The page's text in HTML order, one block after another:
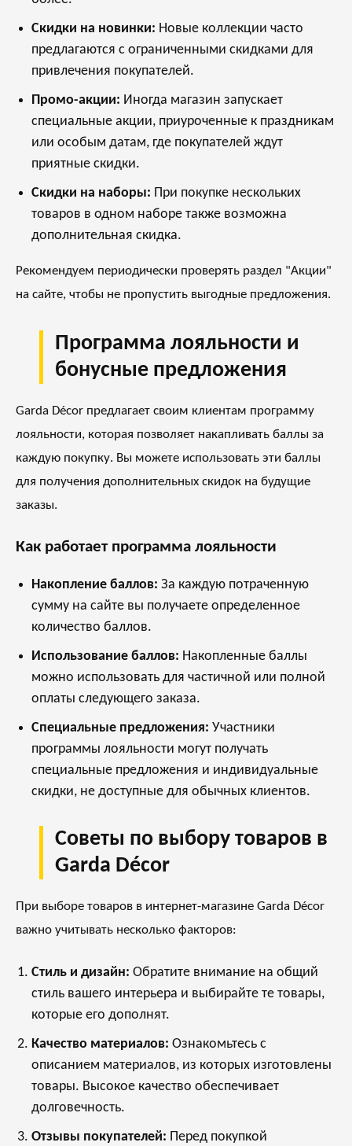
Скидки на новинки: Новые коллекции часто
предлагаются с ограниченными скидками для
привлечения покупателей.
Промо-акции: Иногда магазин запускает
специальные акции, приуроченные к праздникам
или особым датам, где покупателей ждут
приятные скидки.
Скидки на наборы: При покупке нескольких
товаров в одном наборе также возможна
дополнительная скидка.
Рекомендуем периодически проверять раздел "Акции"
на сайте, чтобы не пропустить выгодные предложения.
Программа лояльности и
бонусные предложения
Garda Décor предлагает своим клиентам программу
лояльности, которая позволяет накапливать баллы за
каждую покупку. Вы можете использовать эти баллы
для получения дополнительных скидок на будущие
заказы.
Как работает программа лояльности
Накопление баллов: За каждую потраченную
сумму на сайте вы получаете определенное
количество баллов.
Использование баллов: Накопленные баллы
можно использовать для частичной или полной
оплаты следующего заказа.
Специальные предложения: Участники
программы лояльности могут получать
специальные предложения и индивидуальные
скидки, не доступные для обычных клиентов.
Советы по выбору товаров в
Garda Décor
При выборе товаров в интернет-магазине Garda Décor
важно учитывать несколько факторов:
Стиль и дизайн: Обратите внимание на общий
стиль вашего интерьера и выбирайте те товары,
которые его дополнят.
Качество материалов: Ознакомьтесь с
описанием материалов, из которых изготовлены
товары. Высокое качество обеспечивает
долговечность.
Отзывы покупателей: Перед покупкой